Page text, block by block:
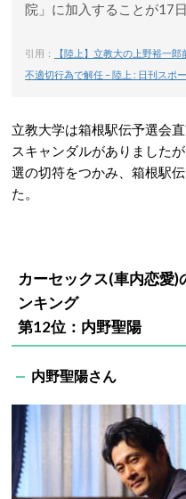
院」に加入することが17
引用：
【陸上】立教大の上野裕一
不適切行為で解任 – 陸上 : 日刊スポ
立教大学は箱根駅伝予選会
スキャンダルがありました
選の切符をつかみ、箱根駅
た。
カーセックス(車内恋愛
ンキング
第12位：内野聖陽
内野聖陽さん